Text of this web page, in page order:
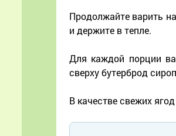
Продолжайте варить
и держите в тепле.
Для каждой порции
сверху бутерброд
В качестве свежих